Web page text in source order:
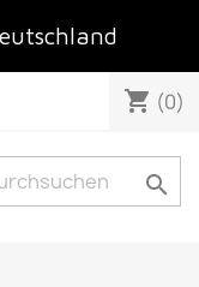
shopping_cart (0)
